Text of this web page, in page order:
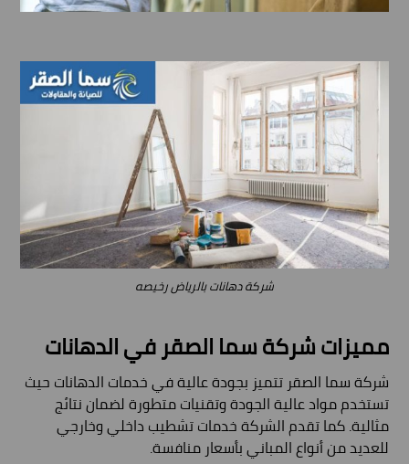
شركة دهانات بالرياض رخيصه
مميزات شركة سما الصقر في الدهانات
شركة سما الصقر تتميز بجودة عالية في خدمات الدهانات حيث
تستخدم مواد عالية الجودة وتقنيات متطورة لضمان نتائج
مثالية. كما تقدم الشركة خدمات تشطيب داخلي وخارجي
للعديد من أنواع المباني بأسعار منافسة.